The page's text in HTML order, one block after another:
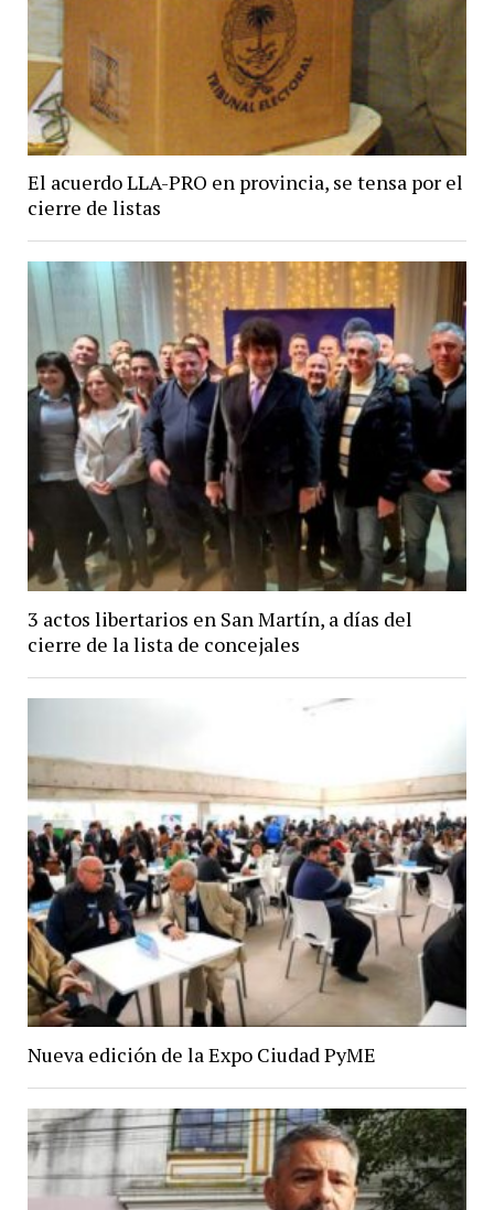
El acuerdo LLA-PRO en provincia, se tensa por el
cierre de listas
3 actos libertarios en San Martín, a días del
cierre de la lista de concejales
Nueva edición de la Expo Ciudad PyME